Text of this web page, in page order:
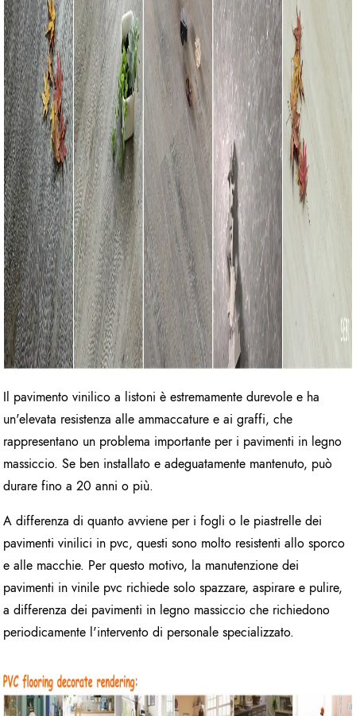
Il pavimento vinilico a listoni è estremamente durevole e ha
un'elevata resistenza alle ammaccature e ai graffi, che
rappresentano un problema importante per i pavimenti in legno
massiccio. Se ben installato e adeguatamente mantenuto, può
durare fino a 20 anni o più.
A differenza di quanto avviene per i fogli o le piastrelle dei
pavimenti vinilici in pvc, questi sono molto resistenti allo sporco
e alle macchie. Per questo motivo, la manutenzione dei
pavimenti in vinile pvc richiede solo spazzare, aspirare e pulire,
a differenza dei pavimenti in legno massiccio che richiedono
periodicamente l'intervento di personale specializzato.